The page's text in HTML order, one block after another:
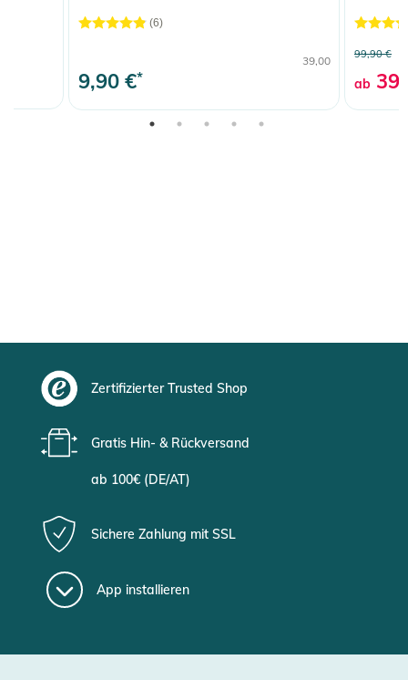
(6)
39,00
9,90 €*
99,90 €
ab
Zertifizierter Trusted Shop
Gratis Hin- & Rückversand
ab 100€ (DE/AT)
Sichere Zahlung mit SSL
App installieren